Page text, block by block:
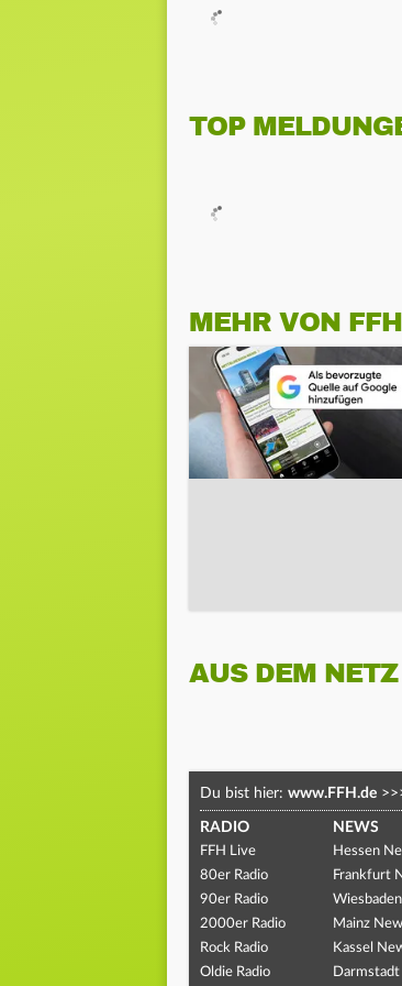
TOP
MEHR VON FFH
AUS DEM NETZ
Du bist hier: www.FFH.de
RADIO
FFH Live
80er Radio
90er Radio
2000er Radio
Rock Radio
Oldie Radio
NEWS
Hessen
Frankfurt
Mainz
Kassel